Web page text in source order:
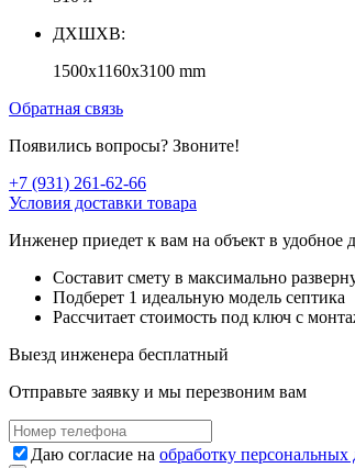
ДXШXВ:
1500x1160x3100 mm
Обратная связь
Появились вопросы? Звоните!
+7 (931) 261-62-66
Условия доставки товара
Инженер приедет к вам на объект в удобное
Составит смету в максимально
Подберет 1 идеальную модель септика
Рассчитает стоимость под ключ с
Выезд инженера бесплатный
Отправьте заявку и мы перезвоним вам
Даю согласие на обработку